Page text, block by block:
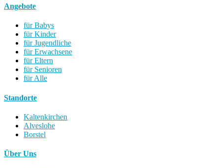
Angebote
für Babys
für Kinder
für Jugendliche
für Erwachsene
für Eltern
für Senioren
für Alle
Standorte
Kaltenkirchen
Alveslohe
Borstel
Über Uns